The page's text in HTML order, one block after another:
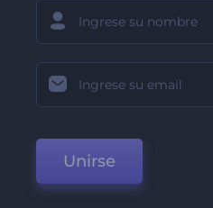
Unirse